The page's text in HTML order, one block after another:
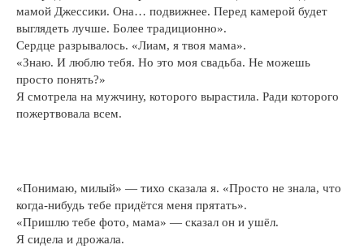
мамой Джессики. Она… подвижнее. Перед камерой будет
выглядеть лучше. Более традиционно».
Сердце разрывалось. «Лиам, я твоя мама».
«Знаю. И люблю тебя. Но это моя свадьба. Не можешь
просто понять?»
Я смотрела на мужчину, которого вырастила. Ради которого
пожертвовала всем.
«Понимаю, милый» — тихо сказала я. «Просто не знала, что
когда-нибудь тебе придётся меня прятать».
«Пришлю тебе фото, мама» — сказал он и ушёл.
Я сидела и дрожала.